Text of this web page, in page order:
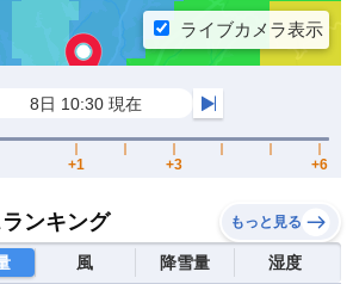
ンキング もっと見る
風 降雪量 湿度